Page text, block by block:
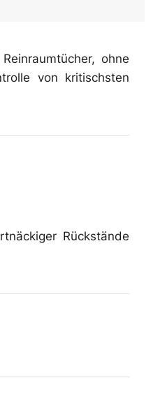
ohne
von kritischsten
Rückstände